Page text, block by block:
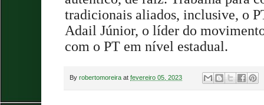
tradicionais aliados, inclusive, o
Adail Júnior, o líder do
com o PT em nível estadual.
By robertomoreira at fevereiro 05, 2023